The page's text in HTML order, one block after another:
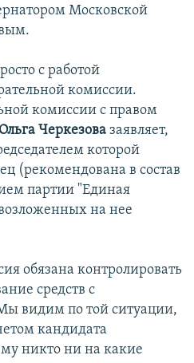
Московской
с работой
комиссии.
комиссии с правом
Ольга Черкезова заявляет,
которой
(рекомендована в состав
партии "Единая
на нее
обязана контролировать
средств с
видим по той ситуации,
кандидата
никто ни на какие